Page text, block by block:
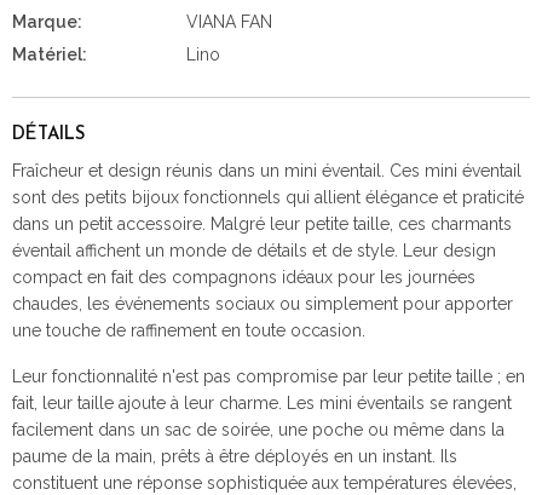
Marque:
VIANA FAN
Matériel:
Lino
DÉTAILS
Fraîcheur et design réunis dans un mini éventail. Ces mini éventail
sont des petits bijoux fonctionnels qui allient élégance et praticité
dans un petit accessoire. Malgré leur petite taille, ces charmants
éventail affichent un monde de détails et de style. Leur design
compact en fait des compagnons idéaux pour les journées
chaudes, les événements sociaux ou simplement pour apporter
une touche de raffinement en toute occasion.
Leur fonctionnalité n'est pas compromise par leur petite taille ; en
fait, leur taille ajoute à leur charme. Les mini éventails se rangent
facilement dans un sac de soirée, une poche ou même dans la
paume de la main, prêts à être déployés en un instant. Ils
constituent une réponse sophistiquée aux températures élevées,